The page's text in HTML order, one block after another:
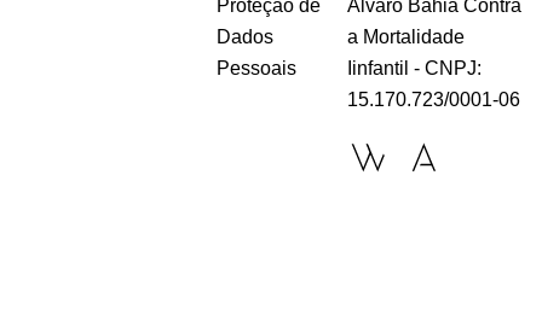
Proteção de
Dados
Pessoais
Álvaro Bahia Contra
a Mortalidade
Iinfantil - CNPJ:
15.170.723/0001-06